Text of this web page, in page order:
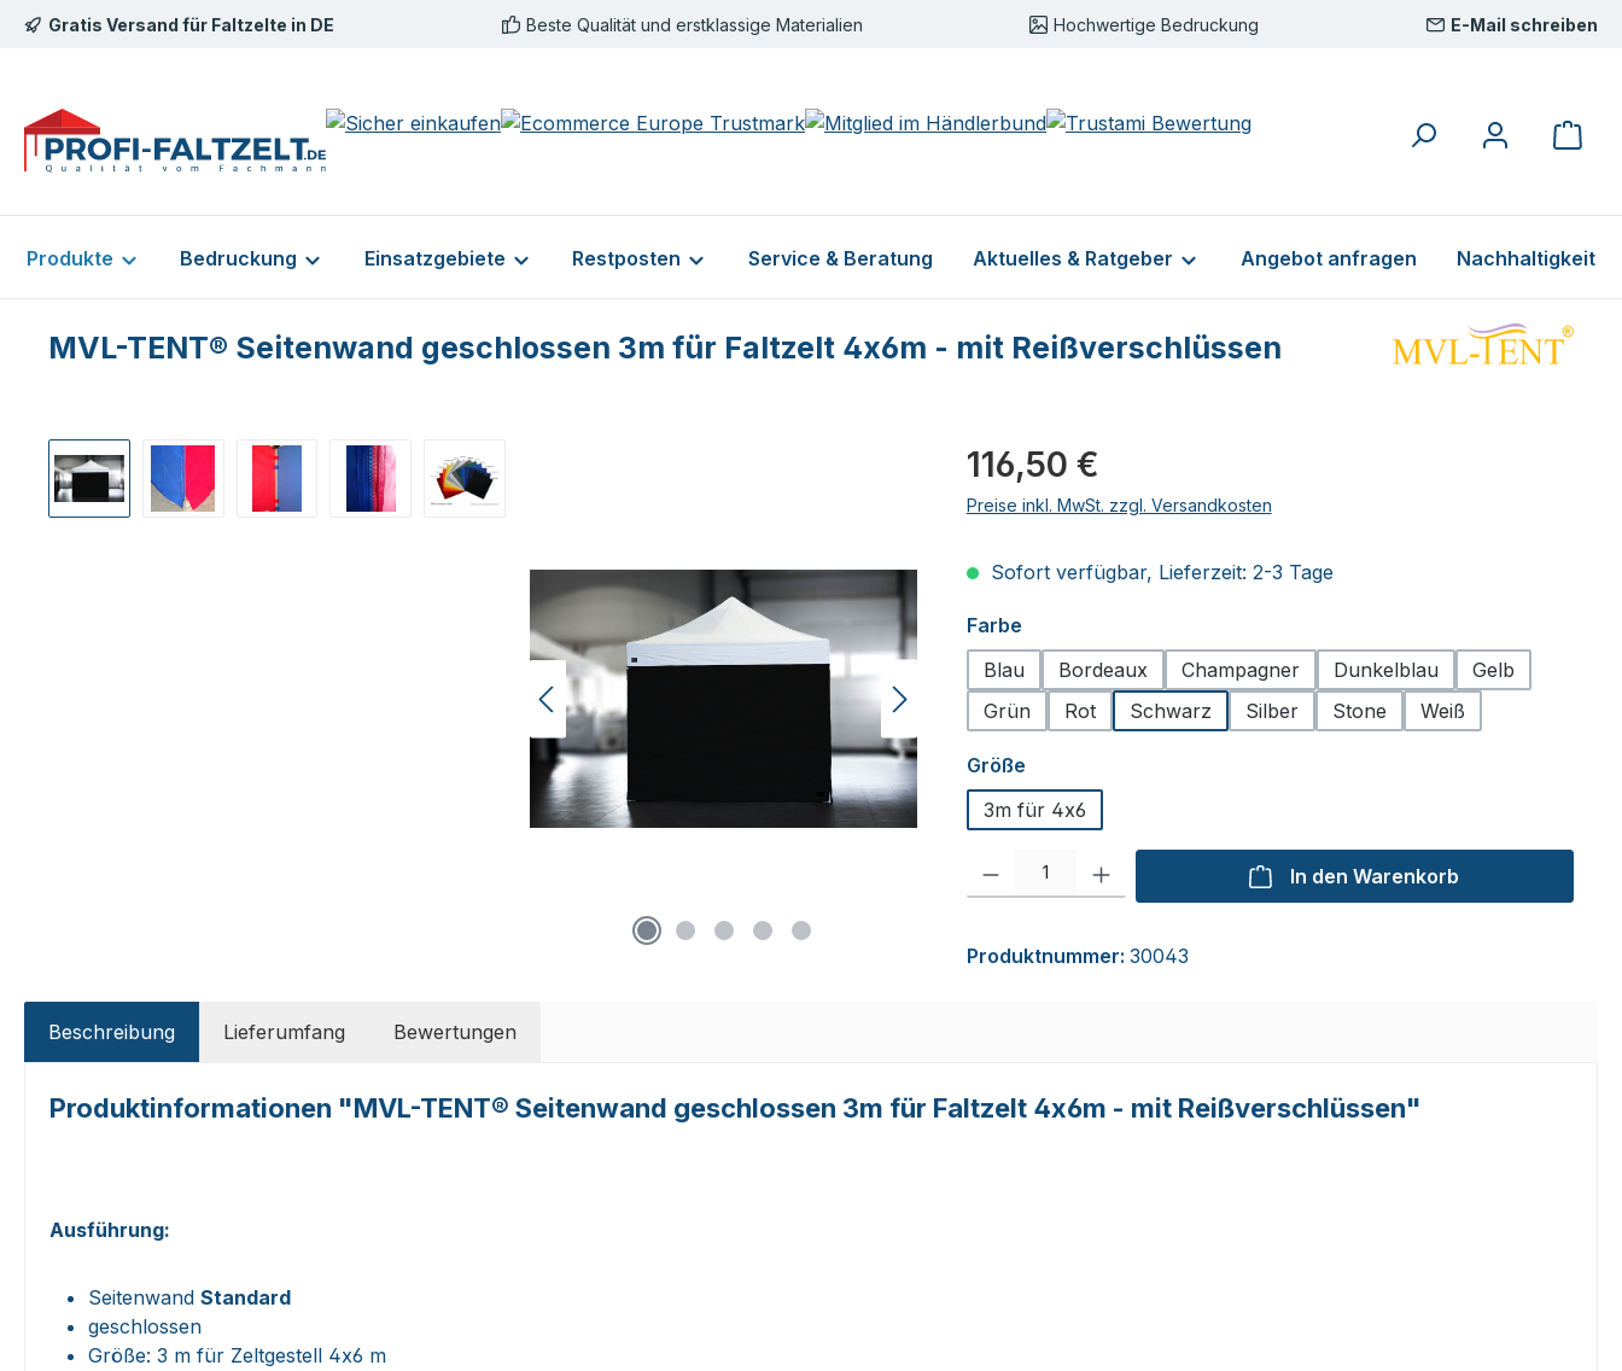
Hauptinhalt springen
Zur Suche springen
Zur Hauptnavigation springen
Gratis Versand für Faltzelte in DE Beste Qualität und erstklassige Materialien Hochwertige Bedruckung E-Mail schreiben
Produkte Bedruckung Einsatzgebiete Restposten Service & Beratung Aktuelles & Ratgeber Angebot anfragen Nachhaltigkeit
MVL-TENT® Seitenwand geschlossen 3m für Faltzelt 4x6m - mit Reißverschlüssen
Bildergalerie überspringen Regulärer Preis:
116,50 €
Preise inkl. MwSt. zzgl. Versandkosten
Sofort verfügbar, Lieferzeit: 2-3 Tage
Farbeauswählen
Blau
Bordeaux Champagner Dunkelblau
Gelb
Grün
Rot Schwarz Silber Stone Weiß
Größeauswählen
3m für 4x6
Produkt Anzahl: Gib den gewünschten Wert ein oder benutze die Schaltflächen
In den Warenkorb
Produktnummer: 30043
Beschreibung Lieferumfang Bewertungen
Produktinformationen "MVL-TENT® Seitenwand geschlossen 3m für Faltzelt 4x6m - mit Reißverschlüssen"
Ausführung:
Seitenwand Standard
geschlossen
Größe: 3 m für Zeltgestell 4x6 m